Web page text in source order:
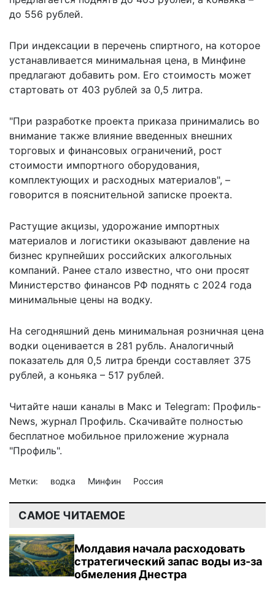
до 556 рублей.
При индексации в перечень спиртного, на которое
устанавливается минимальная цена, в Минфине
предлагают добавить ром. Его стоимость может
стартовать от 403 рублей за 0,5 литра.
"При разработке проекта приказа принимались во
внимание также влияние введенных внешних
торговых и финансовых ограничений, рост
стоимости импортного оборудования,
комплектующих и расходных материалов", –
говорится в пояснительной записке проекта.
Растущие акцизы, удорожание импортных
материалов и логистики оказывают давление на
бизнес крупнейших российских алкогольных
компаний. Ранее стало известно, что они просят
Министерство финансов РФ поднять с 2024 года
минимальные цены на водку.
На сегодняшний день минимальная розничная цена
водки оценивается в 281 рубль. Аналогичный
показатель для 0,5 литра бренди составляет 375
рублей, а коньяка – 517 рублей.
Читайте наши каналы в Макс и Telegram: Профиль-
News, журнал Профиль. Скачивайте полностью
бесплатное мобильное приложение журнала
"Профиль".
Метки: водка Минфин Россия
САМОЕ ЧИТАЕМОЕ
Молдавия начала расходовать
стратегический запас воды из-за
обмеления Днестра